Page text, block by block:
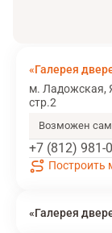
«Галерея
м. Ладожская,
стр.2
Возможен
+7 (812) 981-
Построить
«Галерея